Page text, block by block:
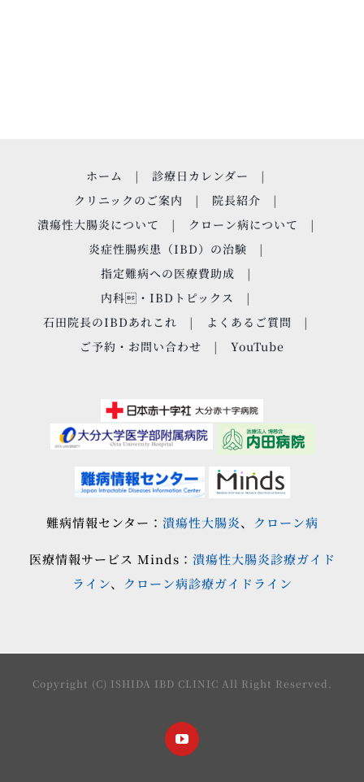
ホーム
診療日カレンダー
クリニックのご案内
院長紹介
潰瘍性大腸炎について
クローン病について
炎症性腸疾患（IBD）の治験
指定難病への医療費助成
内科・IBDトピックス
石田院長のIBDあれこれ
よくあるご質問
ご予約・お問い合わせ
YouTube
難病情報センター： 潰瘍性大腸炎、 クローン病
医療情報サービス Minds： 潰瘍性大腸炎診療ガイド
ライン、 クローン病診療ガイドライン
Copyright (C) ISHIDA IBD CLINIC All Right Reserved.
YouTube